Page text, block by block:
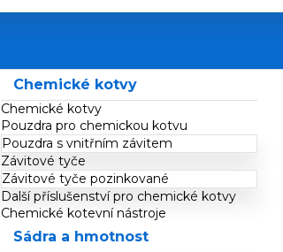
Chemické kotvy
Chemické kotvy
Pouzdra pro chemickou kotvu
Pouzdra s vnitřním závitem
Závitové tyče
Závitové tyče pozinkované
Další příslušenství pro chemické kotvy
Chemické kotevní nástroje
Sádra a hmotnost